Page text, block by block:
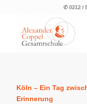
✆ 0212 /
Köln – Ein Tag
Erinnerung